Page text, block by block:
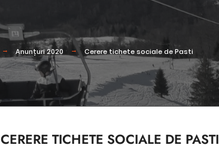
Anunțuri 2020 Cerere tichete sociale de Pasti
CERERE TICHETE SOCIALE DE PASTI